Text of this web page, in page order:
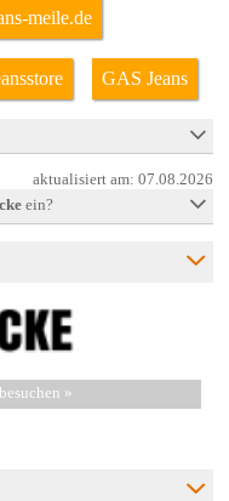
meile.de
GAS Jeans
aktualisiert am:07.08.2026
ein?
»